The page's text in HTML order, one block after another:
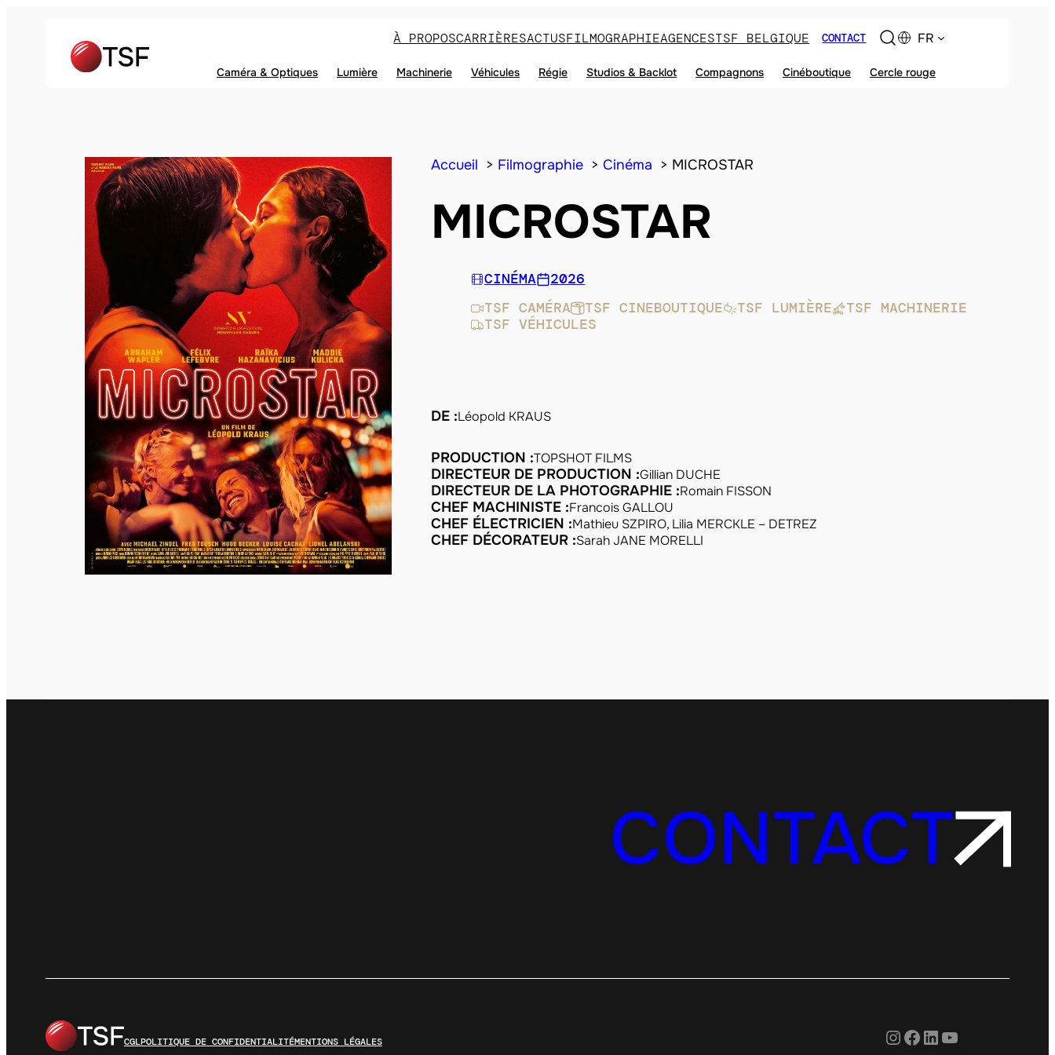
À PROPOSCARRIÈRESACTUSFILMOGRAPHIEAGENCESTSF BELGIQUE CONTACT FR
Caméra & Optiques Lumière Machinerie Véhicules Régie Studios & Backlot Compagnons Cinéboutique Cercle rouge
Accueil Filmographie Cinéma MICROSTAR
MICROSTAR
CINÉMA
2026
TSF CAMÉRA
TSF CINEBOUTIQUE TSF LUMIÈRE
TSF MACHINERIE
TSF VÉHICULES
DE :Léopold KRAUS
PRODUCTION :TOPSHOT FILMS
DIRECTEUR DE PRODUCTION :Gillian DUCHE
DIRECTEUR DE LA PHOTOGRAPHIE :Romain FISSON
CHEF MACHINISTE :Francois GALLOU
CHEF ÉLECTRICIEN :Mathieu SZPIRO, Lilia MERCKLE – DETREZ
CHEF DÉCORATEUR :Sarah JANE MORELLI
CONTACT
CGLPOLITIQUE DE CONFIDENTIALITÉMENTIONS LÉGALES Instagram
Facebook
LinkedIn
YouTube